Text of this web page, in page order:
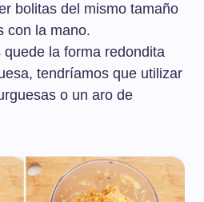
bolitas del mismo tamaño
con la mano.
la forma redondita
tendríamos que utilizar
o un aro de